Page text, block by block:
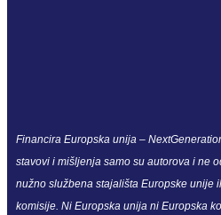
Financira Europska unija –
stavovi i mišljenja samo su autorova i ne
nužno službena stajališta Europske unije
komisije. Ni Europska unija ni Europska